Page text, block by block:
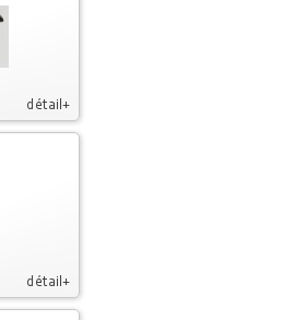
détail+
détail+